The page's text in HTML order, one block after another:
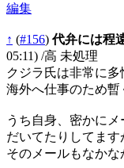
編集
↑ (#156) 代弁には程
05:11) /高 未処理
クジラ氏は非常に多
海外へ仕事のため暫
うち自身、密かに
だいてたりしてます
そのメールもなかな